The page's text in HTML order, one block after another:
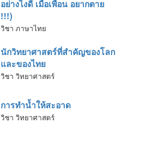
อย่างไงดี เมื่อเพื่อน อยากตาย
!!!)
วิชา ภาษาไทย
นักวิทยาศาสตร์ที่สำคัญของโลก
และของไทย
วิชา วิทยาศาสตร์
การทำน้ำให้สะอาด
วิชา วิทยาศาสตร์